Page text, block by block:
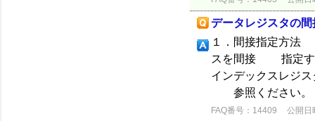
データレジスタの
１．間接指定方法
スを間接 指定す
インデックスレジ
参照ください。
FAQ番号：14409 公開日